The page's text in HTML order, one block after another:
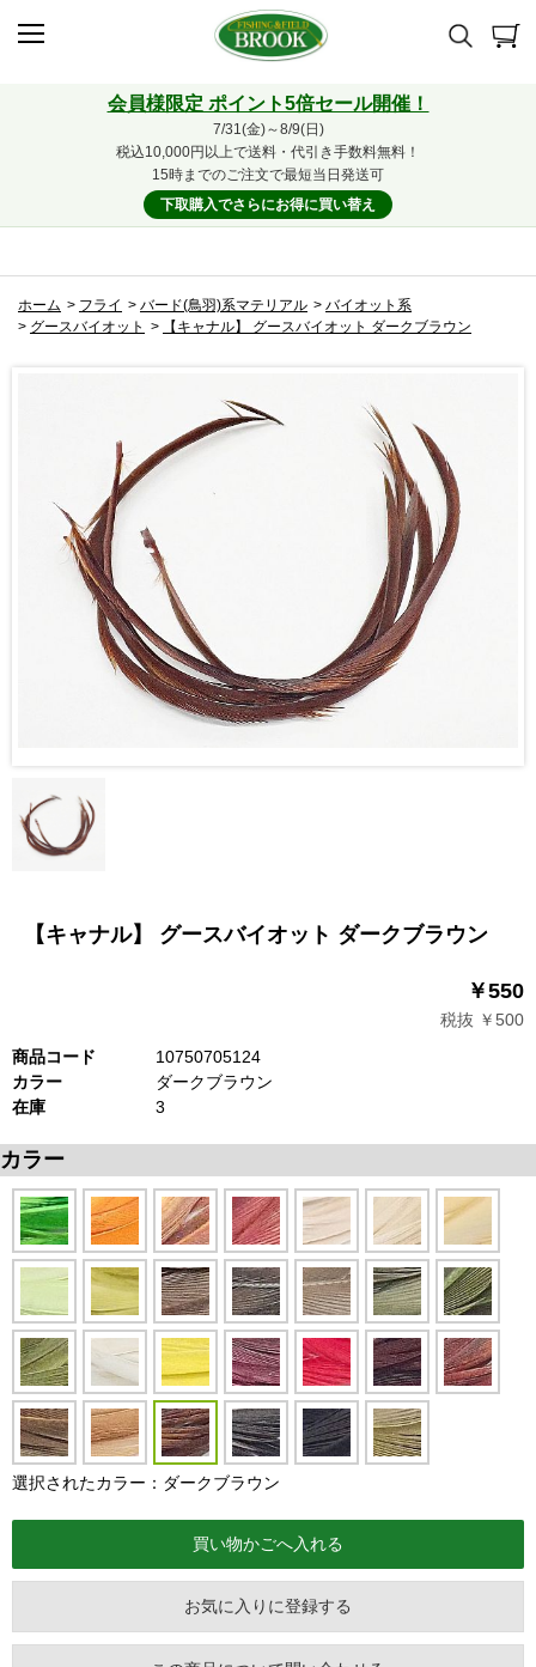
会員様限定 ポイント5倍セール開催！
7/31(金)～8/9(日)
税込10,000円以上で送料・代引き手数料無料！
15時までのご注文で最短当日発送可
下取購入でさらにお得に買い替え
ホーム > フライ > バード(鳥羽)系マテリアル > バイオット系
> グースバイオット > 【キャナル】 グースバイオット ダークブラウン
【キャナル】 グースバイオット ダークブラウン
￥550
税抜 ￥500
商品コード
10750705124
カラー
ダークブラウン
在庫
3
カラー
選択されたカラー：ダークブラウン
お気に入りに登録する